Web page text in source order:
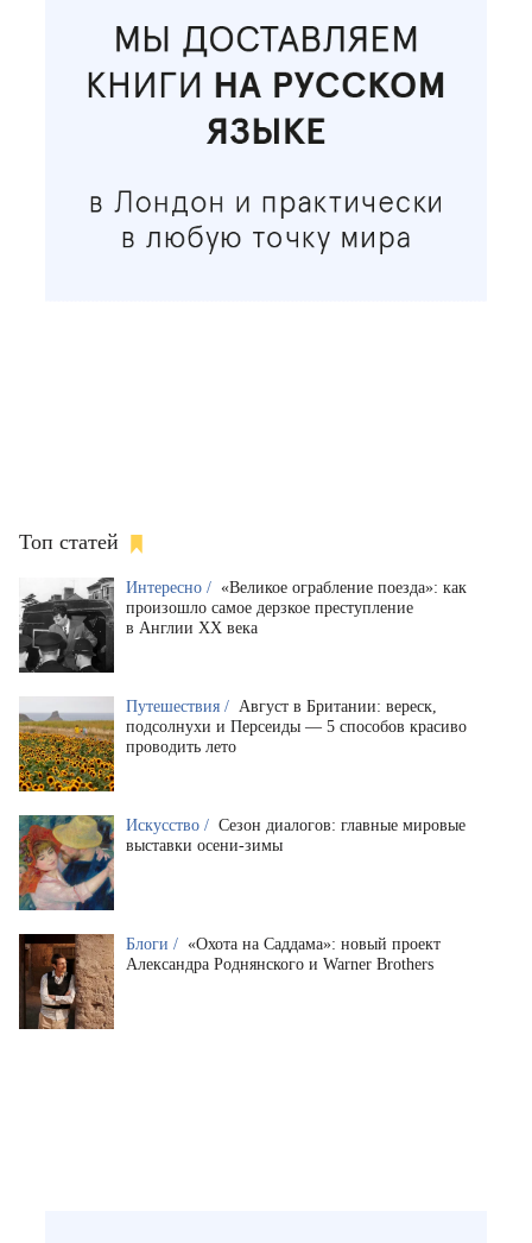
Топ статей
Интересно / «Великое ограбление поезда»: как
произошло самое дерзкое преступление
в Англии XX века
Путешествия / Август в Британии: вереск,
подсолнухи и Персеиды — 5 способов красиво
проводить лето
Искусство / Сезон диалогов: главные мировые
выставки осени-зимы
Блоги / «Охота на Саддама»: новый проект
Александра Роднянского и Warner Brothers